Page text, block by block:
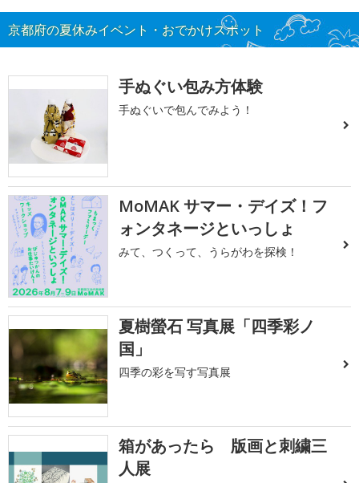
京都府の夏休みイベント・おでかけスポット
手ぬぐい包み方体験
手ぬぐいで包んでみよう！
MoMAK サマー・デイズ！フ
ォンタネージといっしょ
みて、つくって、うらがわを探検！
夏樹螢石 写真展「四季彩ノ
国」
四季の彩を写す写真展
箱があったら 版画と刺繍三
人展